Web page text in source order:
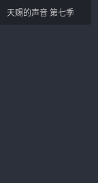
天赐的声音 第七季